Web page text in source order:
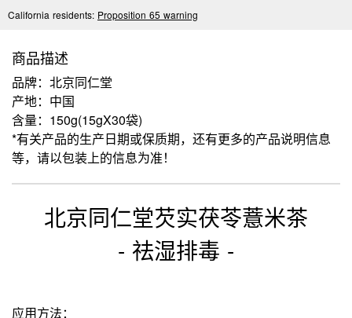
California residents: Proposition 65 warning
商品描述
品牌：北京同仁堂
产地：中国
含量：150g(15gX30袋)
*有关产品的生产日期或保质期，还有更多的产品说明信息
等，请以包装上的信息为准！
北京同仁堂芡实茯苓薏米茶
- 祛湿排毒 -
应用方法：